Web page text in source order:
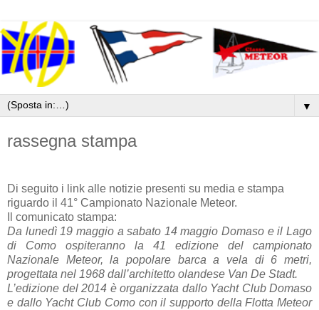
▼
rassegna stampa
Di seguito i link alle notizie presenti su media e stampa
riguardo il 41° Campionato Nazionale Meteor.
Il comunicato stampa:
Da lunedì 19 maggio a sabato 14 maggio Domaso e il Lago
di Como ospiteranno la 41 edizione del campionato
Nazionale Meteor, la popolare barca a vela di 6 metri,
progettata nel 1968 dall’architetto olandese Van De Stadt.
L’edizione del 2014 è organizzata dallo Yacht Club Domaso
e dallo Yacht Club Como con il supporto della Flotta Meteor